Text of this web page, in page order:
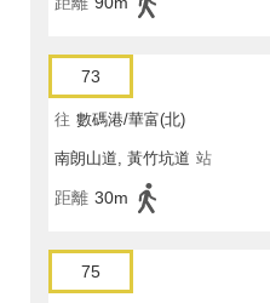
73
往 數碼港/華富(北)
南朗山道, 黃竹坑道 站
距離 30m
75